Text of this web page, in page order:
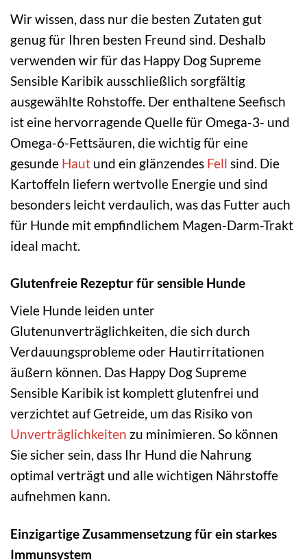
Wir wissen, dass nur die besten Zutaten gut
genug für Ihren besten Freund sind. Deshalb
verwenden wir für das Happy Dog Supreme
Sensible Karibik ausschließlich sorgfältig
ausgewählte Rohstoffe. Der enthaltene Seefisch
ist eine hervorragende Quelle für Omega-3- und
Omega-6-Fettsäuren, die wichtig für eine
gesunde Haut und ein glänzendes Fell sind. Die
Kartoffeln liefern wertvolle Energie und sind
besonders leicht verdaulich, was das Futter auch
für Hunde mit empfindlichem Magen-Darm-Trakt
ideal macht.
Glutenfreie Rezeptur für sensible Hunde
Viele Hunde leiden unter
Glutenunverträglichkeiten, die sich durch
Verdauungsprobleme oder Hautirritationen
äußern können. Das Happy Dog Supreme
Sensible Karibik ist komplett glutenfrei und
verzichtet auf Getreide, um das Risiko von
Unverträglichkeiten zu minimieren. So können
Sie sicher sein, dass Ihr Hund die Nahrung
optimal verträgt und alle wichtigen Nährstoffe
aufnehmen kann.
Einzigartige Zusammensetzung für ein starkes
Immunsystem